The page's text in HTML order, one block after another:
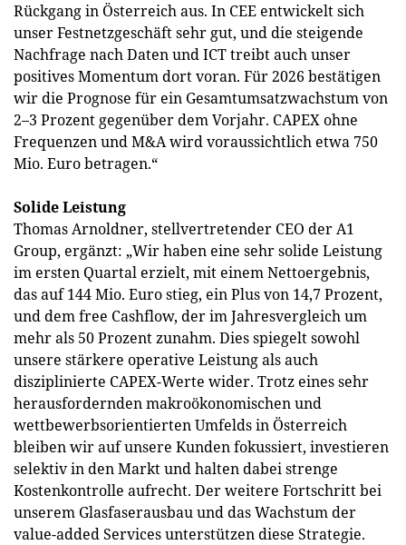
Rückgang in Österreich aus. In CEE entwickelt sich
unser Festnetzgeschäft sehr gut, und die steigende
Nachfrage nach Daten und ICT treibt auch unser
positives Momentum dort voran. Für 2026 bestätigen
wir die Prognose für ein Gesamtumsatzwachstum von
2–3 Prozent gegenüber dem Vorjahr. CAPEX ohne
Frequenzen und M&A wird voraussichtlich etwa 750
Mio. Euro betragen.“
Solide Leistung
Thomas Arnoldner, stellvertretender CEO der A1
Group, ergänzt: „Wir haben eine sehr solide Leistung
im ersten Quartal erzielt, mit einem Nettoergebnis,
das auf 144 Mio. Euro stieg, ein Plus von 14,7 Prozent,
und dem free Cashflow, der im Jahresvergleich um
mehr als 50 Prozent zunahm. Dies spiegelt sowohl
unsere stärkere operative Leistung als auch
disziplinierte CAPEX-Werte wider. Trotz eines sehr
herausfordernden makroökonomischen und
wettbewerbsorientierten Umfelds in Österreich
bleiben wir auf unsere Kunden fokussiert, investieren
selektiv in den Markt und halten dabei strenge
Kostenkontrolle aufrecht. Der weitere Fortschritt bei
unserem Glasfaserausbau und das Wachstum der
value-added Services unterstützen diese Strategie.